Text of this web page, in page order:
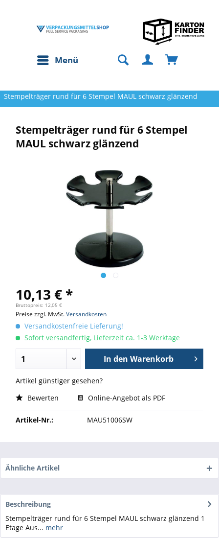
Menü
Stempelträger rund für 6 Stempel MAUL schwarz glänzend
Stempelträger rund für 6 Stempel
MAUL schwarz glänzend
10,13 € *
Bruttopreis: 12,05 €
Preise zzgl. MwSt.Versandkosten
Versandkostenfreie Lieferung!
Sofort versandfertig, Lieferzeit ca. 1-3 Werktage
In den Warenkorb
Artikel günstiger gesehen?
Bewerten
Online-Angebot als PDF
Artikel-Nr.: MAU51006SW
Ähnliche Artikel
Beschreibung
Stempelträger rund für 6 Stempel MAUL schwarz glänzend 1
Etage Aus... mehr